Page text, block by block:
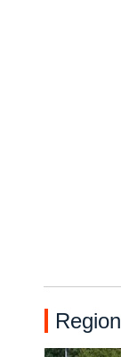
Region